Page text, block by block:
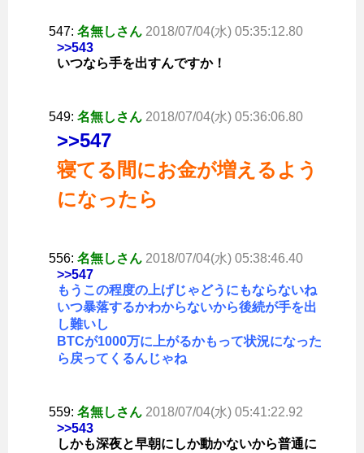
547: 名無しさん 2018/07/04(水) 05:35:12.80
>>543
いつなら手を出すんですか！
549: 名無しさん 2018/07/04(水) 05:36:06.80
>>547
寝てる間にお金が増えるよう
になったら
556: 名無しさん 2018/07/04(水) 05:38:46.40
>>547
もうこの程度の上げじゃどうにもならないね
いつ暴落するかわからないから後続が手を出
し難いし
BTCが1000万に上がるかもって状況になった
ら戻ってくるんじゃね
559: 名無しさん 2018/07/04(水) 05:41:22.92
>>543
しかも深夜と早朝にしか動かないから普通に